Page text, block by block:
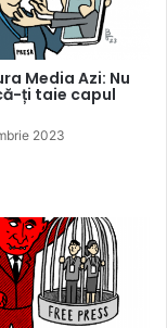
taie Moldsilva
Media Azi: Nu
ți taie capul
2023